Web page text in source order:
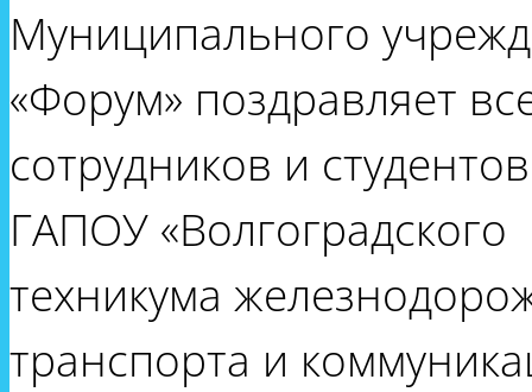
Муниципального
«Форум» поздравляет
сотрудников и студентов
ГАПОУ «Волгоградского
техникума
транспорта и